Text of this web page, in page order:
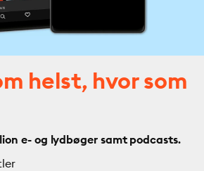
helst, hvor som
e- og lydbøger samt podcasts.